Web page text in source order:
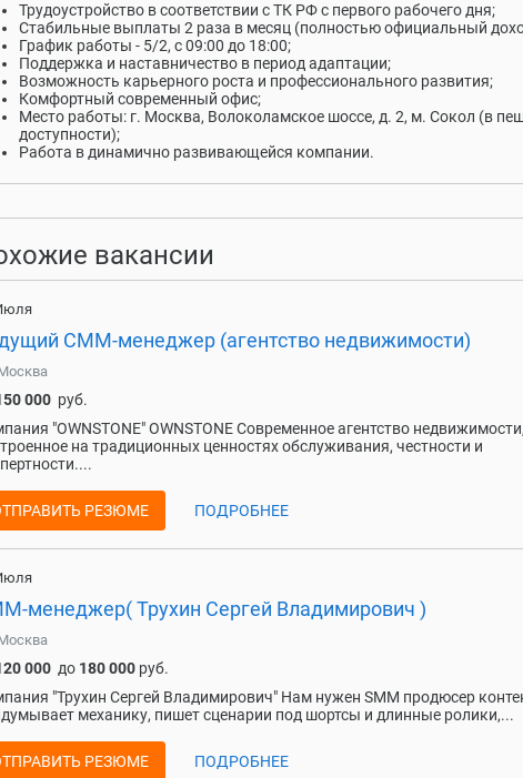
Трудоустройство в соответствии с ТК РФ с первого рабочего дня;
Стабильные выплаты 2 раза в месяц (полностью официальный
График работы - 5/2, с 09:00 до 18:00;
Поддержка и наставничество в период адаптации;
Возможность карьерного роста и профессионального развития;
Комфортный современный офис;
Место работы: г. Москва, Волоколамское шоссе, д. 2, м. Сокол (в
доступности);
Работа в динамично развивающейся компании.
вакансии
СММ-менеджер (агентство недвижимости)
000 руб.
"OWNSTONE" OWNSTONE Современное агентство недвижимости,
на традиционных ценностях обслуживания, честности и
РЕЗЮМЕ ПОДРОБНЕЕ
менеджер( Трухин Сергей Владимирович )
000 до 180 000 руб.
"Трухин Сергей Владимирович" Нам нужен SMM продюсер
механику, пишет сценарии под шортсы и длинные ролики,...
РЕЗЮМЕ ПОДРОБНЕЕ